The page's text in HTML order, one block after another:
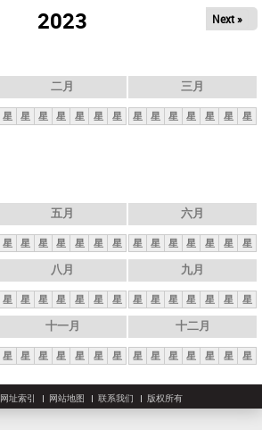
2023 Next »
二月
星 星 星 星 星 星 星
三月
星 星 星 星 星 星 星
五月
星 星 星 星 星 星 星
六月
星 星 星 星 星 星 星
八月
星 星 星 星 星 星 星
九月
星 星 星 星 星 星 星
十一月
星 星 星 星 星 星 星
十二月
星 星 星 星 星 星 星
网址索引 网站地图 联系我们 版权所有